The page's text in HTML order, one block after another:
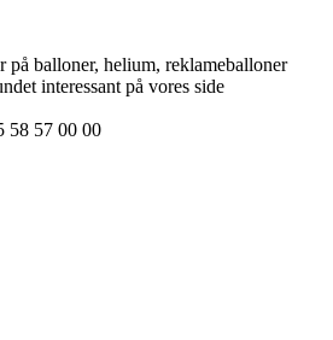
på balloner, helium, reklameballoner
interessant på vores side
58 57 00 00